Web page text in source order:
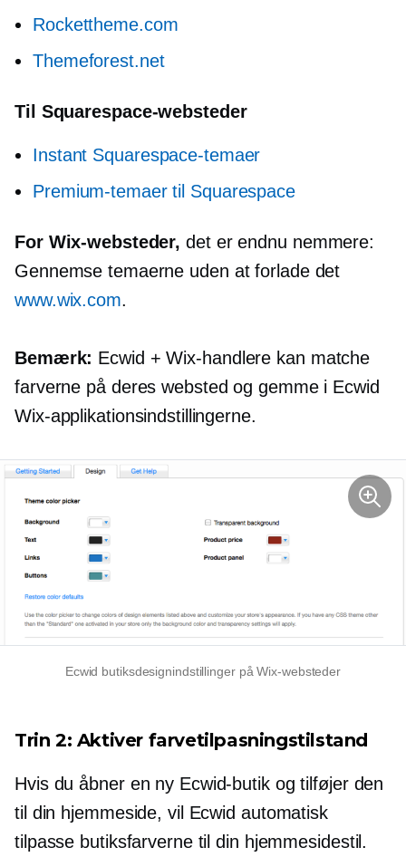
Rockettheme.com
Themeforest.net
Til Squarespace-websteder
Instant Squarespace-temaer
Premium-temaer til Squarespace
For Wix-websteder,det er endnu nemmere:
Gennemse temaerne uden at forlade det
www.wix.com.
Bemærk: Ecwid + Wix-handlere kan matche
farverne på deres websted og gemme i Ecwid
Wix-applikationsindstillingerne.
Ecwid butiksdesignindstillinger på Wix-websteder
Trin 2: Aktiver farvetilpasningstilstand
Hvis du åbner en ny Ecwid-butik og tilføjer den
til din hjemmeside, vil Ecwid automatisk
tilpasse butiksfarverne til din hjemmesidestil.